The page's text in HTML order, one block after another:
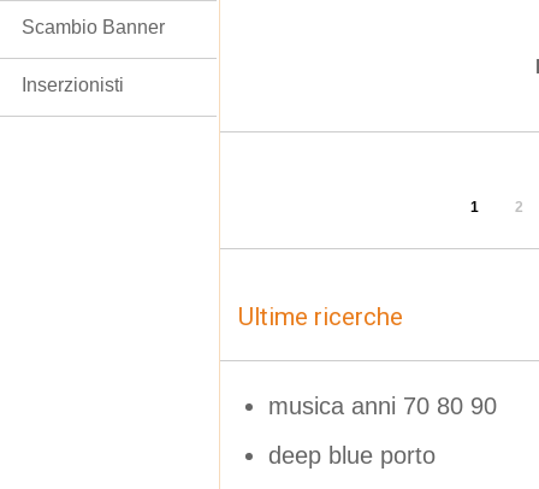
1 2
Ultime ricerche
musica anni 70 80 90
deep blue porto
Scambio Banner
Inserzionisti